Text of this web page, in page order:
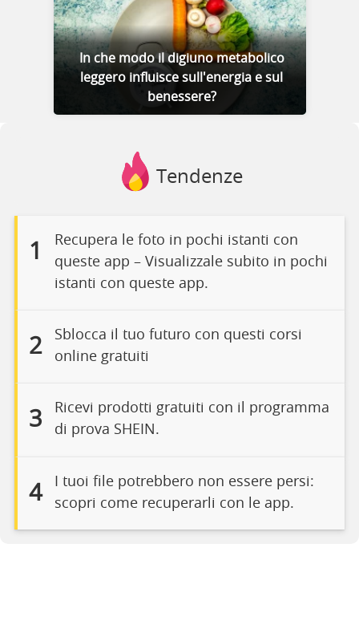
In che modo il digiuno metabolico
leggero influisce sull'energia e sul
benessere?
Tendenze
1
Recupera le foto in pochi istanti con
queste app – Visualizzale subito in pochi
istanti con queste app.
2
Sblocca il tuo futuro con questi corsi
online gratuiti
3
Ricevi prodotti gratuiti con il programma
di prova SHEIN.
4
I tuoi file potrebbero non essere persi:
scopri come recuperarli con le app.